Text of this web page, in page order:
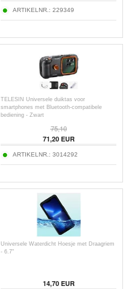
ARTIKELNR.: 229349
TELESIN Universele duiktas voor
smartphones met Bluetooth-compatibele
bediening - Zwart
75,10
71,20EUR
ARTIKELNR.: 3014292
Universele Waterdicht Hoesje met Draagriem
- 6.7"
14,70EUR